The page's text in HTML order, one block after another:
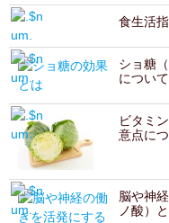
食生活
ショ糖
について
ビタミ
意点に
脳や神
ノ酸）